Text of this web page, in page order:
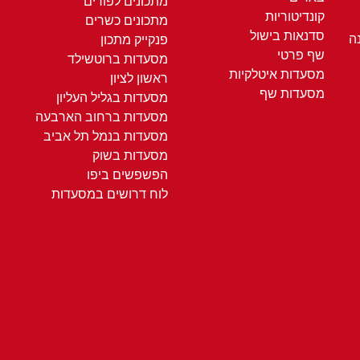
קונדיטוריות
סדנאות בישול
שף פרטי
מסעדות איטלקיות
מסעדות שף
מתכונים כשרים
פנקייק מתכון
מסעדות ברוטשילד
ראשון לציון
מסעדות בגליל העליון
מסעדות ברחוב הארבעה
מסעדות בנמל תל אביב
מסעדות בשוק
הפשפשים ביפו
לוח דרושים במסעדות